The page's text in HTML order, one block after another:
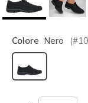
Colore Nero (#
selezionato